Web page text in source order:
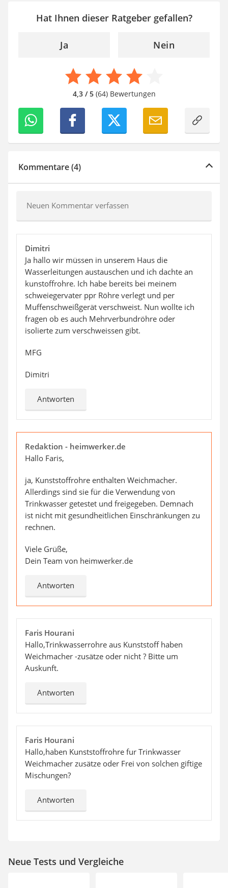
Hat Ihnen dieser Ratgeber gefallen?
Ja Nein
4,3 / 5(64) Bewertungen
Kommentare (4)
Neuen Kommentar verfassen
Dimitri
Ja hallo wir müssen in unserem Haus die
Wasserleitungen austauschen und ich dachte an
kunstoffrohre. Ich habe bereits bei meinem
schweiegervater ppr Röhre verlegt und per
Muffenschweißgerät verschweist. Nun wollte ich
fragen ob es auch Mehrverbundröhre oder
isolierte zum verschweissen gibt.
MFG
Dimitri
Antworten
Redaktion - heimwerker.de
Hallo Faris,
ja, Kunststoffrohre enthalten Weichmacher.
Allerdings sind sie für die Verwendung von
Trinkwasser getestet und freigegeben. Demnach
ist nicht mit gesundheitlichen Einschränkungen zu
rechnen.
Viele Grüße,
Dein Team von heimwerker.de
Antworten
Faris Hourani
Hallo,Trinkwasserrohre aus Kunststoff haben
Weichmacher -zusätze oder nicht ? Bitte um
Auskunft.
Antworten
Faris Hourani
Hallo,haben Kunststoffrohre fur Trinkwasser
Weichmacher zusätze oder Frei von solchen giftige
Mischungen?
Antworten
Neue Tests und Vergleiche